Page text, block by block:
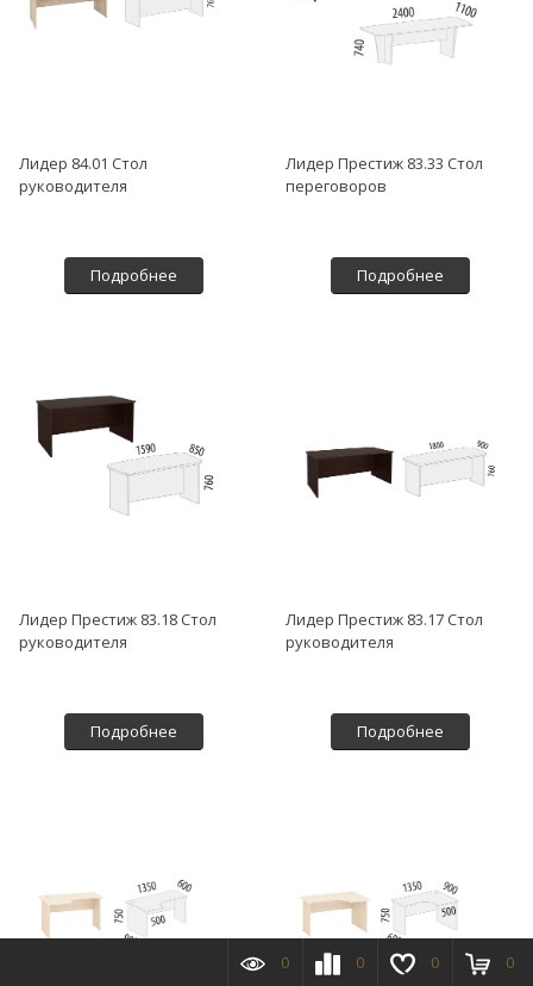
Лидер 84.01 Стол
руководителя
Подробнее
Лидер Престиж 83.33 Стол
переговоров
Подробнее
Лидер Престиж 83.18 Стол
руководителя
Подробнее
Лидер Престиж 83.17 Стол
руководителя
Подробнее
0 0 0 0